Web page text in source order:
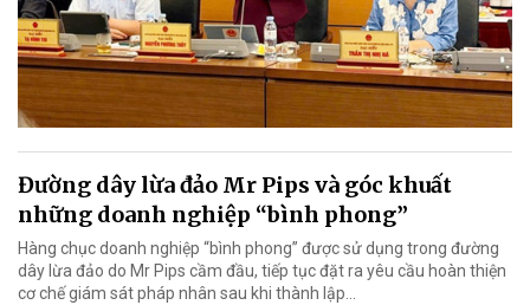
Đường dây lừa đảo Mr Pips và góc khuất
những doanh nghiệp “bình phong”
Hàng chục doanh nghiệp “bình phong” được sử dụng trong đường
dây lừa đảo do Mr Pips cầm đầu, tiếp tục đặt ra yêu cầu hoàn thiện
cơ chế giám sát pháp nhân sau khi thành lập…